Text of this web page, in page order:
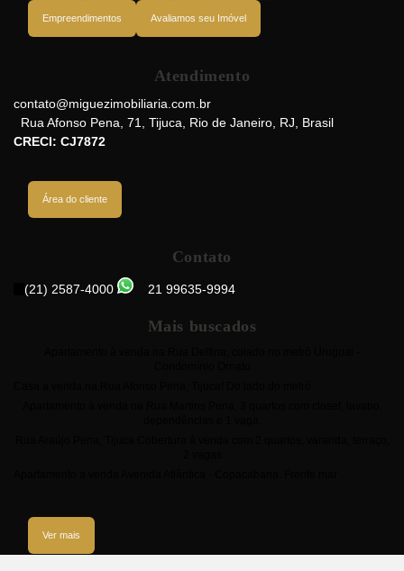
Rua Joaquim Palhares, 20260-080, Estácio, Rio de Janeiro, Rio de Janeiro,
Empreendimentos Avaliamos seu Imóvel
Atendimento
contato@miguezimobiliaria.com.br
Rua Afonso Pena 71 Tijuca Rio de Janeiro RJ
Brasil
CRECI: CJ7872
Área do cliente
Contato
(21) 2587-4000 21 99635-9994
Mais buscados
Ver mais